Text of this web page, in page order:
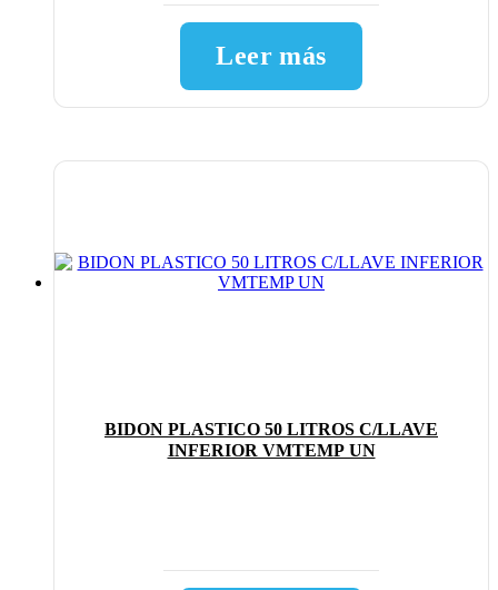
Leer más
BIDON PLASTICO 50 LITROS C/LLAVE
INFERIOR VMTEMP UN